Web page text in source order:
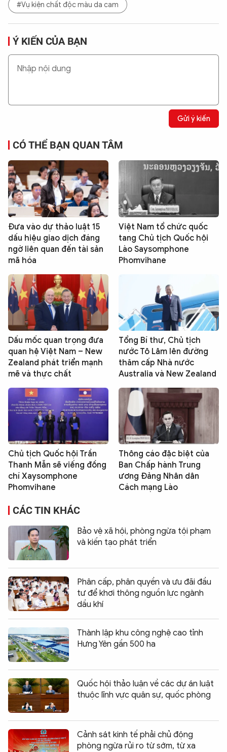
#Vụ kiện chất độc màu da cam
Ý KIẾN CỦA BẠN
Gửi ý kiến
CÓ THỂ BẠN QUAN TÂM
Đưa vào dự thảo luật 15
dấu hiệu giao dịch đáng
ngờ liên quan đến tài sản
mã hóa
Việt Nam tổ chức quốc
tang Chủ tịch Quốc hội
Lào Saysomphone
Phomvihane
Dấu mốc quan trọng đưa
quan hệ Việt Nam – New
Zealand phát triển mạnh
mẽ và thực chất
Tổng Bí thư, Chủ tịch
nước Tô Lâm lên đường
thăm cấp Nhà nước
Australia và New Zealand
Chủ tịch Quốc hội Trần
Thanh Mẫn sẽ viếng đồng
chí Xaysomphone
Phomvihane
Thông cáo đặc biệt của
Ban Chấp hành Trung
ương Đảng Nhân dân
Cách mạng Lào
CÁC TIN KHÁC
Bảo vệ xã hội, phòng ngừa tội phạm
và kiến tạo phát triển
Phân cấp, phân quyền và ưu đãi đầu
tư để khơi thông nguồn lực ngành
dầu khí
Thành lập khu công nghệ cao tỉnh
Hưng Yên gần 500 ha
Quốc hội thảo luận về các dự án luật
thuộc lĩnh vực quân sự, quốc phòng
Cảnh sát kinh tế phải chủ động
phòng ngừa rủi ro từ sớm, từ xa